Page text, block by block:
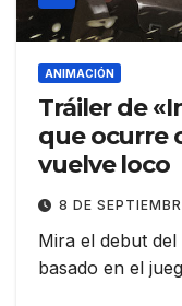
ANIMACIÓN
Tráiler de
que ocurre
vuelve loco
8 DE
Mira el debut
basado en el